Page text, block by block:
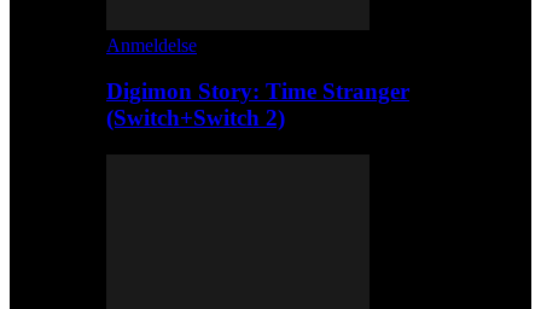
Anmeldelse
Digimon Story: Time Stranger
(Switch+Switch 2)